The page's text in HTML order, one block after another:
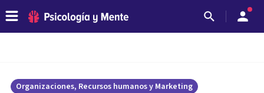
Organizaciones, Recursos humanos y Marketing